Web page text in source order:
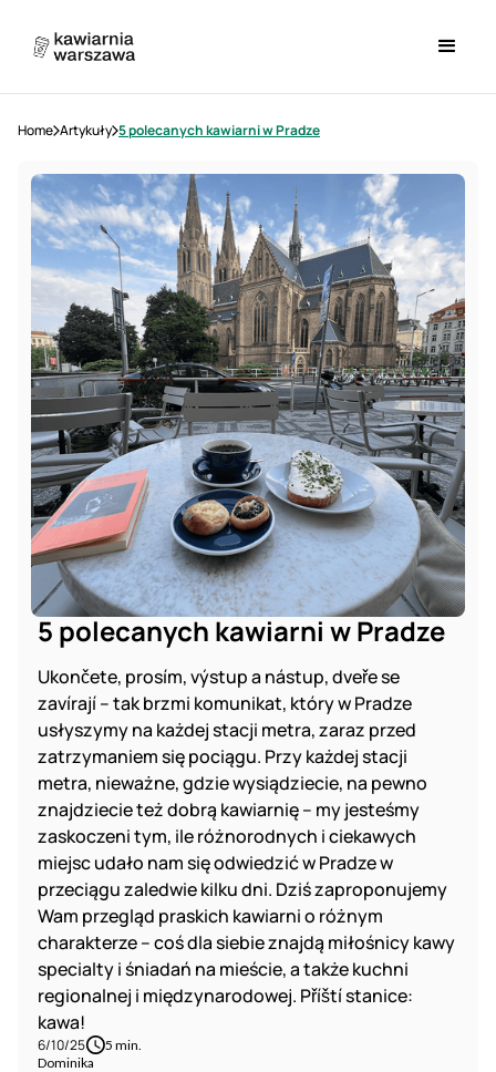
Home Artykuły 5 polecanych kawiarni w Pradze
5 polecanych kawiarni w Pradze
Ukončete, prosím, výstup a nástup, dveře se
zavírají – tak brzmi komunikat, który w Pradze
usłyszymy na każdej stacji metra, zaraz przed
zatrzymaniem się pociągu. Przy każdej stacji
metra, nieważne, gdzie wysiądziecie, na pewno
znajdziecie też dobrą kawiarnię – my jesteśmy
zaskoczeni tym, ile różnorodnych i ciekawych
miejsc udało nam się odwiedzić w Pradze w
przeciągu zaledwie kilku dni. Dziś zaproponujemy
Wam przegląd praskich kawiarni o różnym
charakterze – coś dla siebie znajdą miłośnicy kawy
specialty i śniadań na mieście, a także kuchni
regionalnej i międzynarodowej. Příští stanice:
kawa!
6/10/25
5 min.
Dominika